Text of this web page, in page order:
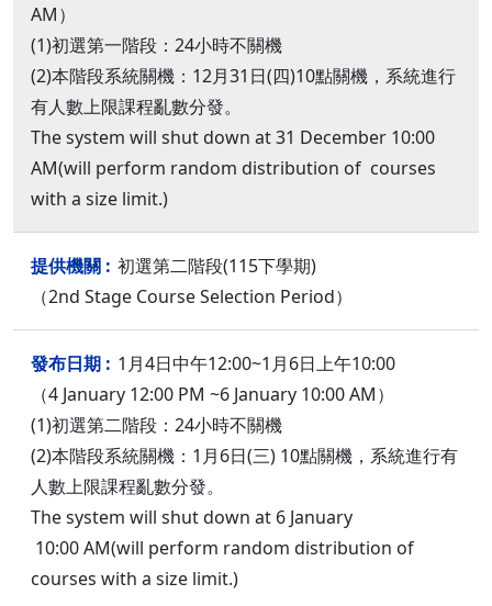
AM）
(1)初選第一階段：24小時不關機
(2)本階段系統關機：12月31日(四)10點關機，系統進行
有人數上限課程亂數分發。
The system will shut down at 31 December 10:00
AM(will perform random distribution of courses
with a size limit.)
初選第二階段(115下學期)
（2nd Stage Course Selection Period）
1月4日中午12:00~1月6日上午10:00
（4 January 12:00 PM ~6 January 10:00 AM）
(1)初選第二階段：24小時不關機
(2)本階段系統關機：1月6日(三) 10點關機，系統進行有
人數上限課程亂數分發。
The system will shut down at 6 January
10:00 AM(will perform random distribution of
courses with a size limit.)